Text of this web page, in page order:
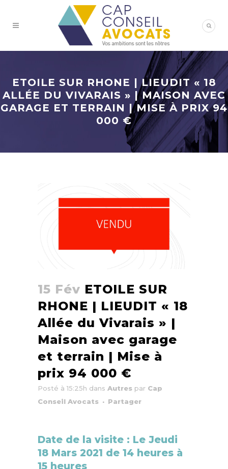
ETOILE SUR RHONE | LIEUDIT « 18
ALLÉE DU VIVARAIS » | MAISON AVEC
GARAGE ET TERRAIN | MISE À PRIX 94
000 €
15 Fév ETOILE SUR
RHONE | LIEUDIT « 18
Allée du Vivarais » |
Maison avec garage
et terrain | Mise à
prix 94 000 €
Posté à 15:25h dans Autres par Cap
Conseil Avocats
Partager
Date de la visite : Le Jeudi
18 Mars 2021 de 14 heures à
15 heures